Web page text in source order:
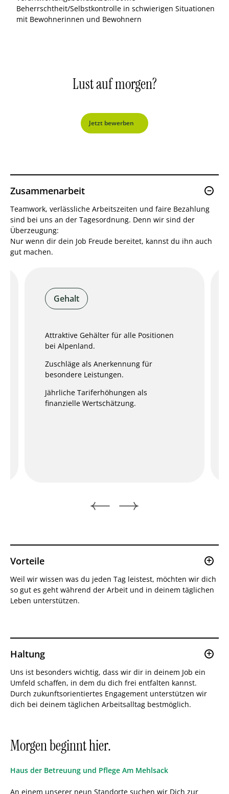
Beherrschtheit/Selbstkontrolle in schwierigen Situationen
mit Bewohnerinnen und Bewohnern
Lust aufmorgen?
Jetzt bewerben
Zusammenarbeit
Teamwork, verlässliche Arbeitszeiten und faire Bezahlung
sind bei uns an der Tagesordnung. Denn wir sind der
Überzeugung:
Nur wenn dir dein Job Freude bereitet, kannst du ihn auch
gut machen.
Gehalt
Attraktive Gehälter für alle Positionen
bei Alpenland.
Zuschläge als Anerkennung für
besondere Leistungen.
Jährliche Tariferhöhungen als
finanzielle Wertschätzung.
Vorteile
Weil wir wissen was du jeden Tag leistest, möchten wir dich
so gut es geht während der Arbeit und in deinem täglichen
Leben unterstützen.
Attraktive Einspringprämie als
Anerkennung für Flexibilität.
Individuelle Überraschungen für
Geburtstage und Feiertage.
Haltung
Uns ist besonders wichtig, dass wir dir in deinem Job ein
Umfeld schaffen, in dem du dich frei entfalten kannst.
Durch zukunftsorientiertes Engagement unterstützen wir
dich bei deinem täglichen Arbeitsalltag bestmöglich.
Tatkraft
Würdevolles Altern als oberstes
Morgen beginnt hier.
Haus der Betreuung und Pflege Am Mehlsack
An einem unserer neun Standorte suchen wir Dich zur